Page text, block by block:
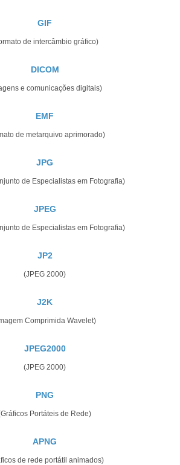
GIF
de intercâmbio gráfico)
DICOM
e comunicações digitais)
EMF
de metarquivo aprimorado)
JPG
de Especialistas em Fotografia)
JPEG
de Especialistas em Fotografia)
JP2
(JPEG 2000)
J2K
Comprimida Wavelet)
JPEG2000
(JPEG 2000)
PNG
Portáteis de Rede)
APNG
de rede portátil animados)